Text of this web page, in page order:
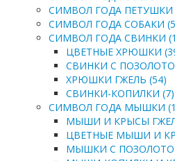
СИМВОЛ ГОДА ПЕТУШКИ
СИМВОЛ ГОДА СОБАКИ
СИМВОЛ ГОДА СВИНКИ
ЦВЕТНЫЕ ХРЮШКИ
СВИНКИ С
ХРЮШКИ ГЖЕЛЬ (54)
СВИНКИ-КОПИЛКИ (7)
СИМВОЛ ГОДА МЫШКИ
МЫШИ И КРЫСЫ
ЦВЕТНЫЕ МЫШИ И
МЫШКИ С